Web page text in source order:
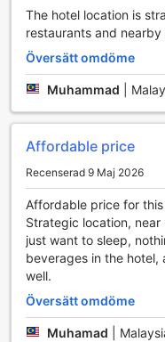
underlättar för gäster
kollektivtrafik. Med
taxistationer kan
besöka de många
Ipoh har att erbjuda.
vistelse eller en längre
transportfaciliteter din
Rumskomfort på Tulip
På Tulip Hotel i Ipoh
och avkoppling i varje
luftkonditionering,
behaglig temperatur
vistelse ännu mer
fräscha sänglinnen
alltid kan känna dig
Rummen erbjuder
har satellit- och
The hotel location is
restaurants and
Översätt omdöme
Muhammad
Affordable price
Recenserad 9 Maj 2026
Affordable price for
Strategic location,
just want to sleep,
beverages in the hotel,
well.
Översätt omdöme
Muhamad